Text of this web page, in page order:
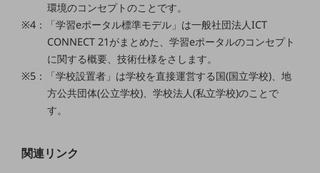
グループ会社
会社案内パンフレット
ニュースルーム
ニュースルームTOP
ニュースリリース
重要なお知らせ
環境のコンセプトのことです。
※4：「学習eポータル標準モデル」は一般社団法人ICT
CONNECT 21がまとめた、学習eポータルのコンセプト
に関する概要、技術仕様をさします。
※5：「学校設置者」は学校を直接運営する国(国立学校)、地
方公共団体(公立学校)、学校法人(私立学校)のことで
す。
関連リンク